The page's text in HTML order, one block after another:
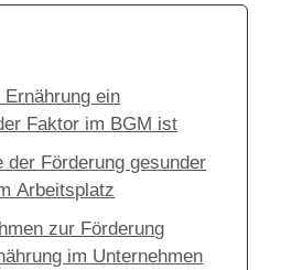
Ernährung ein
Faktor im BGM ist
der Förderung gesunder
Arbeitsplatz
zur Förderung
im Unternehmen